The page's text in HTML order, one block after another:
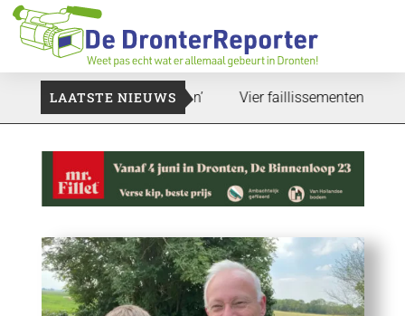
LAATSTE NIEUWS
ook nog wel even duren’ Vier faillissementen in juli: